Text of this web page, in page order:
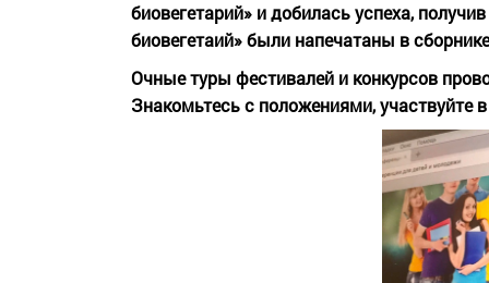
биовегетарий» и добилась успеха,
биовегетаий» были напечатаны в
Очные туры фестивалей и конкурсов
Знакомьтесь с положениями, участвуйте